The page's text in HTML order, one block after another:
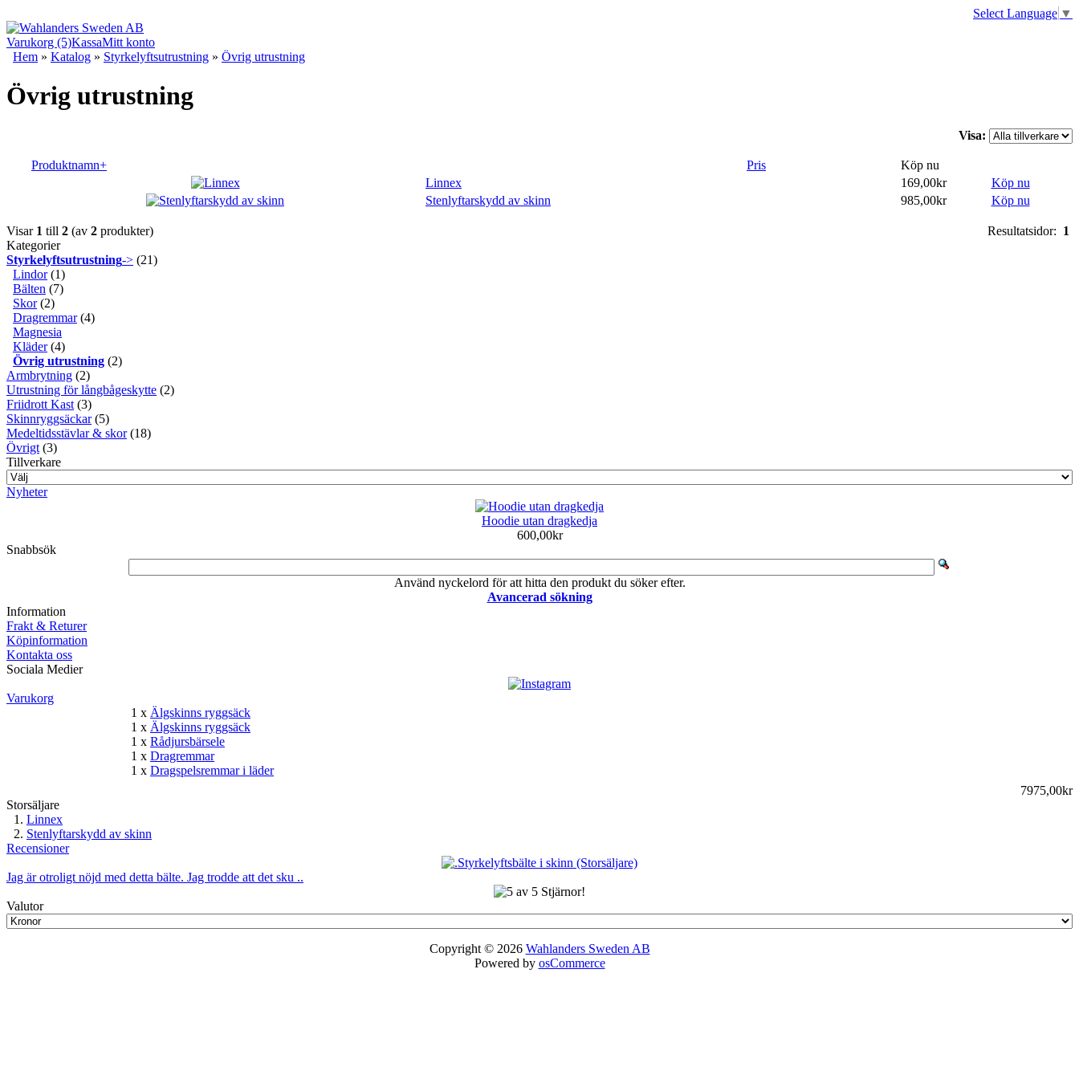
Select Language ▼
Varukorg (5)KassaMitt konto
Hem » Katalog » Styrkelyftsutrustning » Övrig utrustning
Övrig utrustning
Visa:
Produktnamn+ Pris
Köp nu
Linnex
169,00kr
Köp nu
Stenlyftarskydd av skinn
985,00kr Köp nu
Resultatsidor: 1
Visar 1 till 2 (av 2 produkter)
Kategorier
Styrkelyftsutrustning-> (21)
Lindor(1)
Bälten (7)
Skor(2)
Dragremmar(4)
Magnesia
Kläder(4)
Övrig utrustning (2)
Armbrytning (2)
Utrustning för långbågeskytte (2)
Friidrott Kast (3)
Skinnryggsäckar(5)
Medeltidsstävlar & skor(18)
Övrigt (3)
Tillverkare
Nyheter
Hoodie utan dragkedja
600,00kr
Snabbsök
Använd nyckelord för att hitta den produkt du söker efter.
Avancerad sökning
Information
Frakt & Returer
Köpinformation
Kontakta oss
Sociala Medier
Varukorg
1 x Älgskinns ryggsäck
1 x Älgskinns ryggsäck
1 x Rådjursbärsele
1 x Dragremmar
1 x Dragspelsremmar i läder
7975,00kr
Storsäljare
Linnex
Stenlyftarskydd av skinn
Recensioner
Jag är otroligt nöjd med detta bälte. Jag trodde att det sku ..
Valutor
Copyright © 2026 Wahlanders Sweden AB
Powered by osCommerce